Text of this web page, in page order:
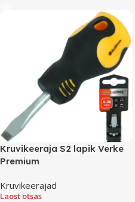
Kruvikeeraja S2 lapik Verke
Premium
Kruvikeerajad
Laost otsas